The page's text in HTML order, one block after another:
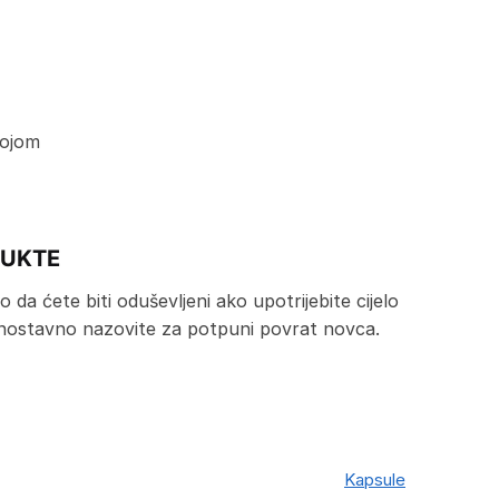
da ćete biti oduševljeni ako upotrijebite cijelo
nazovite za potpuni povrat novca.
Kapsule